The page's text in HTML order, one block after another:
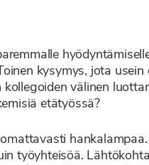
kysymys, jota usein
välinen
etätyössä?
työyhteisöä.